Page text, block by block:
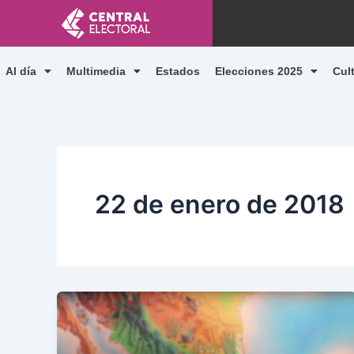
contenido
Al día Multimedia Estados Elecciones 2025
22 de enero de 2018